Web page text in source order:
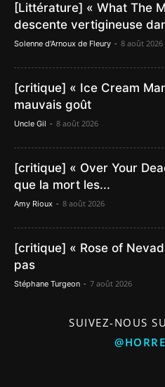
[Littérature] « What The
descente vertigineuse
Solenne d'Arnoux de Fleury - 8 août 2026
[critique] « Ice Cream
mauvais goût
Uncle Gil - 8 août 2026
[critique] « Over Your
que la mort les...
Amy Rioux - 8 août 2026
[critique] « Rose of
pas
Stéphane Turgeon - 7 août 2026
SUIVEZ-NOUS